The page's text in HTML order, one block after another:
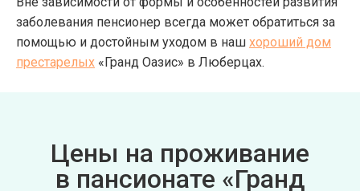
заболевания пенсионер всегда может обратиться за
помощью и достойным уходом в наш хороший дом
престарелых «Гранд Оазис» в Люберцах.
Цены на проживание
в пансионате «Гранд